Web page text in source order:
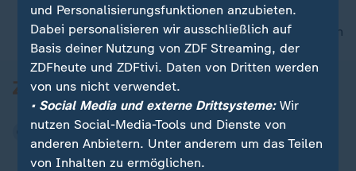
nach oben
und Personalisierungsfunktionen anzubieten.
Dabei personalisieren wir ausschließlich auf
Basis deiner Nutzung von ZDF Streaming, der
ZDFheute und ZDFtivi. Daten von Dritten werden
von uns nicht verwendet.
• Social Media und externe Drittsysteme:Wir
nutzen Social-Media-Tools und Dienste von
anderen Anbietern. Unter anderem um das Teilen
von Inhalten zu ermöglichen.